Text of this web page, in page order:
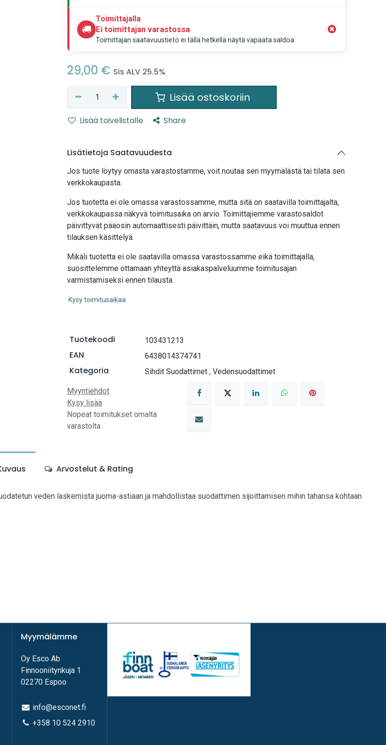
Toimittajalla
Ei toimittajan varastossa
Toimittajan saatavuustieto ei tällä hetkellä näytä vapaata saldoa.
29,00 € Sis ALV 25.5%
Lisää ostoskoriin
Lisää toivelistalle Share
Lisätietoja Saatavuudesta
Jos tuote löytyy omasta varastostamme, voit noutaa sen myymälästä tai tilata sen
verkkokaupasta.
Jos tuotetta ei ole omassa varastossamme, mutta sitä on saatavilla toimittajalta,
verkkokaupassa näkyvä toimitusaika on arvio. Toimittajiemme varastosaldot
päivittyvät pääosin automaattisesti päivittäin, mutta saatavuus voi muuttua ennen
tilauksen käsittelyä.
Mikäli tuotetta ei ole saatavilla omassa varastossamme eikä toimittajalla,
suosittelemme ottamaan yhteyttä asiakaspalveluumme toimitusajan
varmistamiseksi ennen tilausta.
Kysy toimitusaikaa
Tuotekoodi 103431213
EAN 6438014374741
Kategoria Sihdit Suodattimet, Vedensuodattimet
Myyntiehdot
Kysy lisää
Nopeat toimitukset omalta
varastolta
Arvostelut & Rating
veden laskemista juoma-astiaan ja mahdollistaa suodattimen sijoittamisen mihin tahansa kohtaan
Myymälämme
Oy Esco Ab
Finnooniitynkuja 1
02270 Espoo
info@esconet.fi
+358 10 524 2910